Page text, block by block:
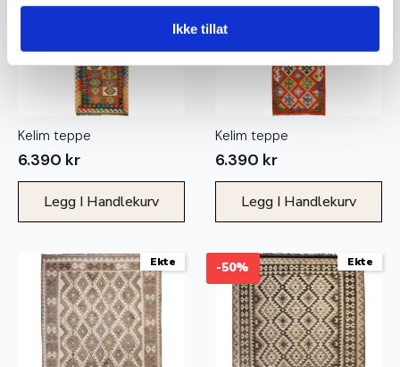
Ikke tillat
Kelim teppe
6.390 kr
Legg I Handlekurv
Kelim teppe
6.390 kr
Legg I Handlekurv
Ekte -50% Ekte